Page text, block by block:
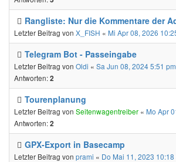
Rangliste: Nur die Kommentare der
Letzter Beitrag von X_FISH « Mi Apr 08, 2026
Telegram Bot - Passeingabe
Letzter Beitrag von Oldi « Sa Jun 08, 2024 5:51 pm
Antworten:2
Tourenplanung
Letzter Beitrag von Seitenwagentreiber « Mo Apr
Antworten:2
GPX-Export in Basecamp
Letzter Beitrag von prami « Do Mai 11, 2023 10:18